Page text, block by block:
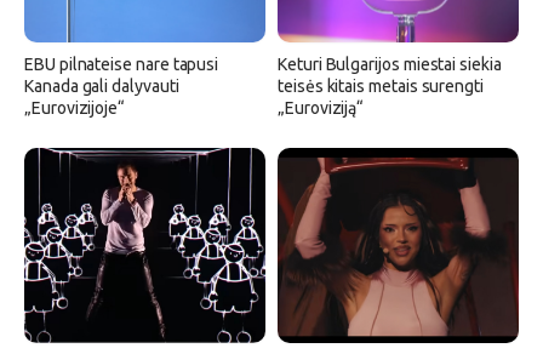
EBU pilnateise nare tapusi
Kanada gali dalyvauti
„Eurovizijoje“
Keturi Bulgarijos miestai siekia
teisės kitais metais surengti
„Euroviziją“